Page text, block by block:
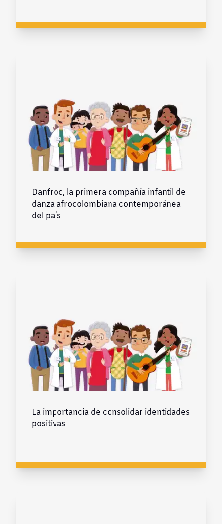
Danfroc, la primera compañía infantil de
danza afrocolombiana contemporánea
del país
La importancia de consolidar identidades
positivas